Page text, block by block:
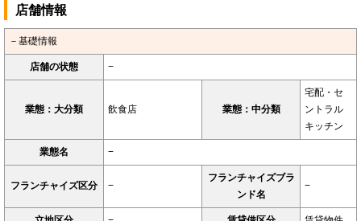
店舗情報
－基礎情報
店舗の状態 −
業態：大分類 飲食店 業態：中分類
宅配・セ
ントラル
キッチン
業態名 −
フランチャイズ区分 −
フランチャイズブラ
ンド名
−